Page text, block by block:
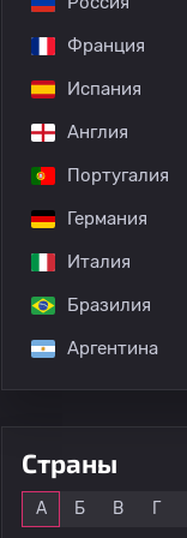
Франция
Испания
Англия
Португалия
Германия
Италия
Бразилия
Аргентина
Страны
А Б В Г